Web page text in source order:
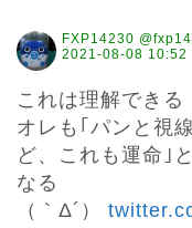
FXP14230
2021-08-08 10:52
これは理解できる
オレも｢パンと視
ど、これも運命｣
なる
（｀Δ´）